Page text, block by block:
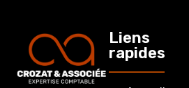
Liens
rapides